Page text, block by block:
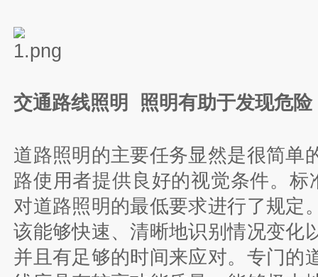
交通路线照明 照明有助于发现危险
道路照明的主要任务显然是很简单
路使用者提供良好的视觉条件。标
对道路照明的最低要求进行了规定
该能够快速、清晰地识别情况变化
并且有足够的时间来应对。专门的